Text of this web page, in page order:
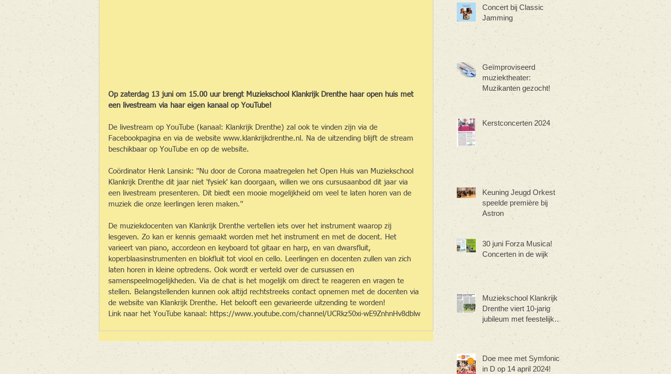
Op zaterdag 13 juni om 15.00 uur brengt Muziekschool Klankrijk Drenthe haar open huis met
een livestream via haar eigen kanaal op YouTube!
De livestream op YouTube (kanaal: Klankrijk Drenthe) zal ook te vinden zijn via de
Facebookpagina en via de website www.klankrijkdrenthe.nl. Na de uitzending blijft de stream
beschikbaar op YouTube en op de website.
Coördinator Henk Lansink: ''Nu door de Corona maatregelen het Open Huis van Muziekschool
Klankrijk Drenthe dit jaar niet 'fysiek' kan doorgaan, willen we ons cursusaanbod dit jaar via
een livestream presenteren. Dit biedt een mooie mogelijkheid om veel te laten horen van de
muziek die onze leerlingen leren maken.''
De muziekdocenten van Klankrijk Drenthe vertellen iets over het instrument waarop zij
lesgeven. Zo kan er kennis gemaakt worden met het instrument en met de docent. Het
varieert van piano, accordeon en keyboard tot gitaar en harp, en van dwarsfluit,
koperblaasinstrumenten en blokfluit tot viool en cello. Leerlingen en docenten zullen van zich
laten horen in kleine optredens. Ook wordt er verteld over de cursussen en
samenspeelmogelijkheden. Via de chat is het mogelijk om direct te reageren en vragen te
stellen. Belangstellenden kunnen ook altijd rechtstreeks contact opnemen met de docenten via
de website van Klankrijk Drenthe. Het belooft een gevarieerde uitzending te worden!
Link naar het YouTube kanaal: https://www.youtube.com/channel/UCRkz50xi-wE9ZnhnHv8dblw
Concert bij Classic
Jamming
Geïmproviseerd
muziektheater:
Muzikanten gezocht!
Kerstconcerten 2024
Keuning Jeugd Orkest
speelde première bij
Astron
30 juni Forza Musica!
Concerten in de wijk
Muziekschool Klankrijk
Drenthe viert 10-jarig
jubileum met feestelijk
Doe mee met Symfonica
in D op 14 april 2024!